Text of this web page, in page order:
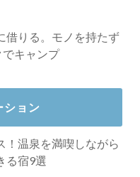
借りる。モノを持たず
キャンプ
ション
！温泉を満喫しながら
る宿9選